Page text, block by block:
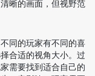
晰的画面，但视野范
同的玩家有不同的喜
合适的视角大小。过
需要找到适合自己的